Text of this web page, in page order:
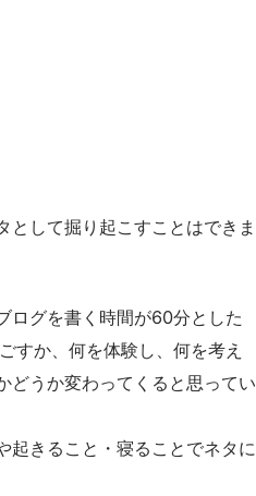
として掘り起こすことはできま
ログを書く時間が60分とした
すか、何を体験し、何を考え
どうか変わってくると思ってい
起きること・寝ることでネタに